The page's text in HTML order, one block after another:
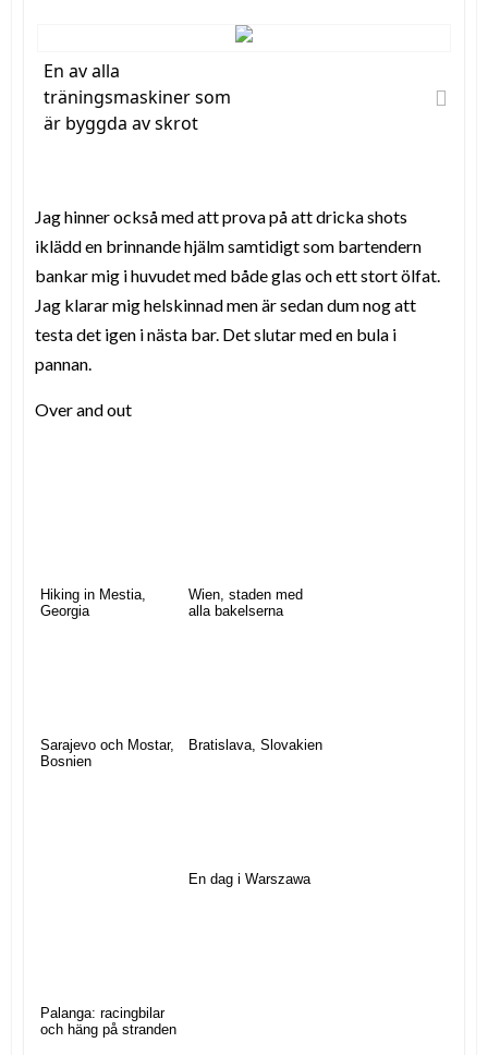
En av alla
träningsmaskiner som
är byggda av skrot
Jag hinner också med att prova på att dricka shots
iklädd en brinnande hjälm samtidigt som bartendern
bankar mig i huvudet med både glas och ett stort ölfat.
Jag klarar mig helskinnad men är sedan dum nog att
testa det igen i nästa bar. Det slutar med en bula i
pannan.
Over and out
Hiking in Mestia,
Georgia
Wien, staden med
alla bakelserna
Sarajevo och Mostar,
Bosnien
Bratislava, Slovakien
En dag i Warszawa
Palanga: racingbilar
och häng på stranden